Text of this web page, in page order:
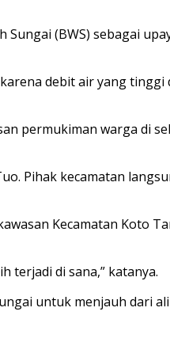
(BWS) sebagai
debit air yang tinggi
permukiman warga di
Pihak kecamatan
Kecamatan Koto
terjadi di sana,” katanya.
untuk menjauh dari